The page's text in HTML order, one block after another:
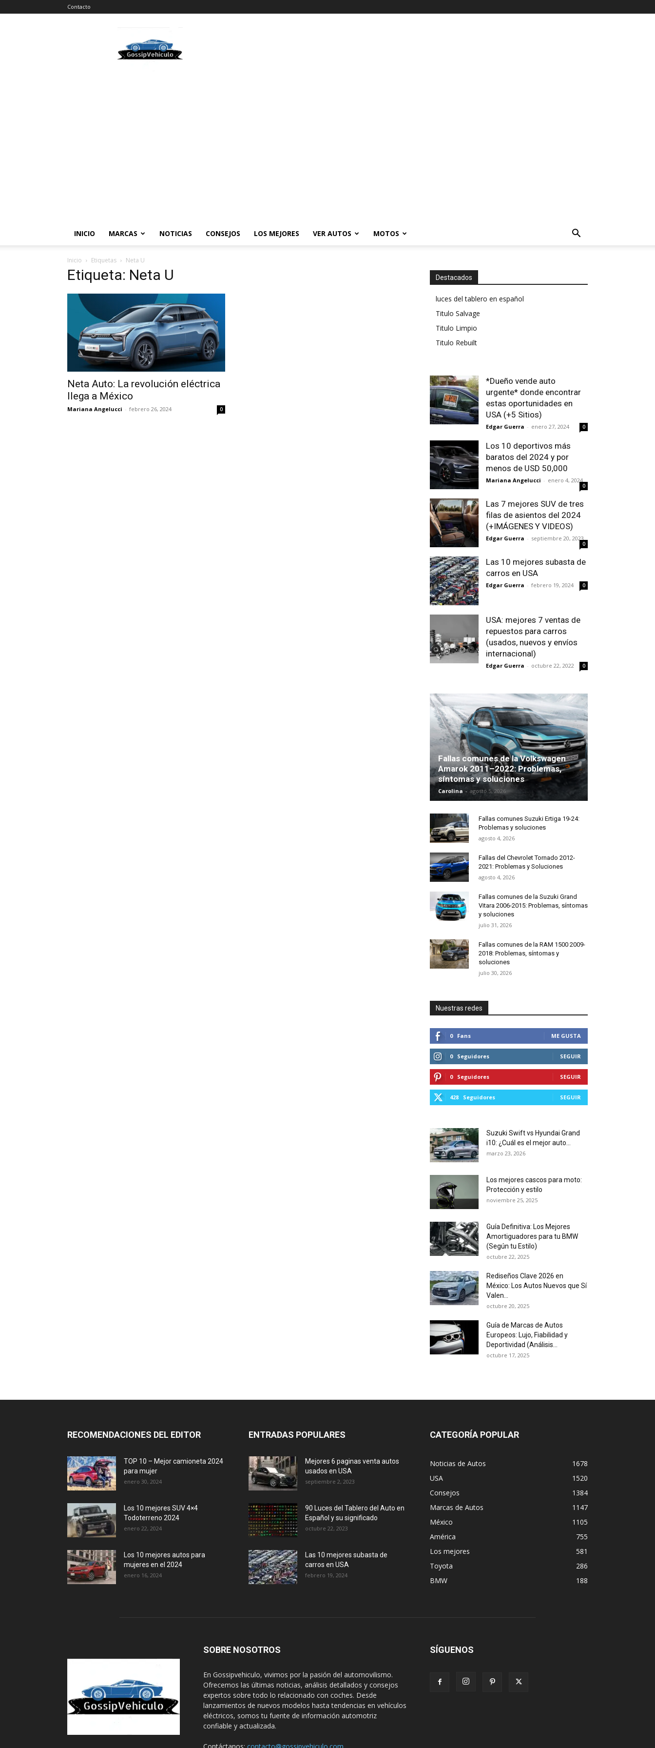
Contacto
Vehiculos
INICIO MARCAS NOTICIAS CONSEJOS LOS MEJORES VER AUTOS MOTOS
Inicio Etiquetas Neta U
Etiqueta: Neta U
Neta Auto: La revolución eléctrica
llega a México
Mariana Angelucci - febrero 26, 2024 0
Destacados
luces del tablero en español
Titulo Salvage
Titulo Limpio
Titulo Rebuilt
*Dueño vende auto
urgente* donde encontrar
estas oportunidades en
USA (+5 Sitios)
Edgar Guerra - enero 27, 2024 0
Los 10 deportivos más
baratos del 2024 y por
menos de USD 50,000
Mariana Angelucci - enero 4, 2024
0
Las 7 mejores SUV de tres
filas de asientos del 2024
(+IMÁGENES Y VIDEOS)
Edgar Guerra - septiembre 20, 2023
0
Las 10 mejores subasta de
carros en USA
Edgar Guerra - febrero 19, 2024 0
USA: mejores 7 ventas de
repuestos para carros
(usados, nuevos y envíos
internacional)
Edgar Guerra - octubre 22, 2022 0
Fallas comunes de la Volkswagen
Amarok 2011–2022: Problemas,
síntomas y soluciones
Carolina - agosto 5, 2026
Fallas comunes Suzuki Ertiga 19-24:
Problemas y soluciones
agosto 4, 2026
Fallas del Chevrolet Tornado 2012-
2021: Problemas y Soluciones
agosto 4, 2026
Fallas comunes de la Suzuki Grand
Vitara 2006-2015: Problemas, síntomas
y soluciones
julio 31, 2026
Fallas comunes de la RAM 1500 2009-
2018: Problemas, síntomas y
soluciones
julio 30, 2026
Nuestras redes
0 Fans ME GUSTA
0 Seguidores SEGUIR
0 Seguidores SEGUIR
428 Seguidores SEGUIR
Suzuki Swift vs Hyundai Grand
i10: ¿Cuál es el mejor auto...
marzo 23, 2026
Los mejores cascos para moto:
Protección y estilo
noviembre 25, 2025
Guía Definitiva: Los Mejores
Amortiguadores para tu BMW
(Según tu Estilo)
octubre 22, 2025
Rediseños Clave 2026 en
México: Los Autos Nuevos que Sí
Valen...
octubre 20, 2025
Guía de Marcas de Autos
Europeos: Lujo, Fiabilidad y
Deportividad (Análisis...
octubre 17, 2025
RECOMENDACIONES DEL EDITOR
TOP 10 – Mejor camioneta 2024
para mujer
enero 30, 2024
Los 10 mejores SUV 4×4
Todoterreno 2024
enero 22, 2024
Los 10 mejores autos para
mujeres en el 2024
enero 16, 2024
ENTRADAS POPULARES
Mejores 6 paginas venta autos
usados en USA
septiembre 2, 2023
90 Luces del Tablero del Auto en
Español y su significado
octubre 22, 2023
Las 10 mejores subasta de
carros en USA
febrero 19, 2024
CATEGORÍA POPULAR
Noticias de Autos
1678
USA
1520
Consejos
1384
Marcas de Autos
1147
México
1105
América
755
Los mejores
581
Toyota
286
BMW
188
SOBRE NOSOTROS
En Gossipvehiculo, vivimos por la pasión del automovilismo.
Ofrecemos las últimas noticias, análisis detallados y consejos
expertos sobre todo lo relacionado con coches. Desde
lanzamientos de nuevos modelos hasta tendencias en vehículos
eléctricos, somos tu fuente de información automotriz
confiable y actualizada.
SÍGUENOS